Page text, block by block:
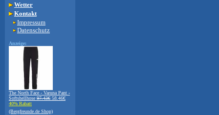
Wetter
Kontakt
Impressum
Datenschutz
Anzeige:
The North Face - Varuna Pant -
Softshellhose 97.43€ 58.46€
40% Rabatt
(Bergfreunde.de Shop)